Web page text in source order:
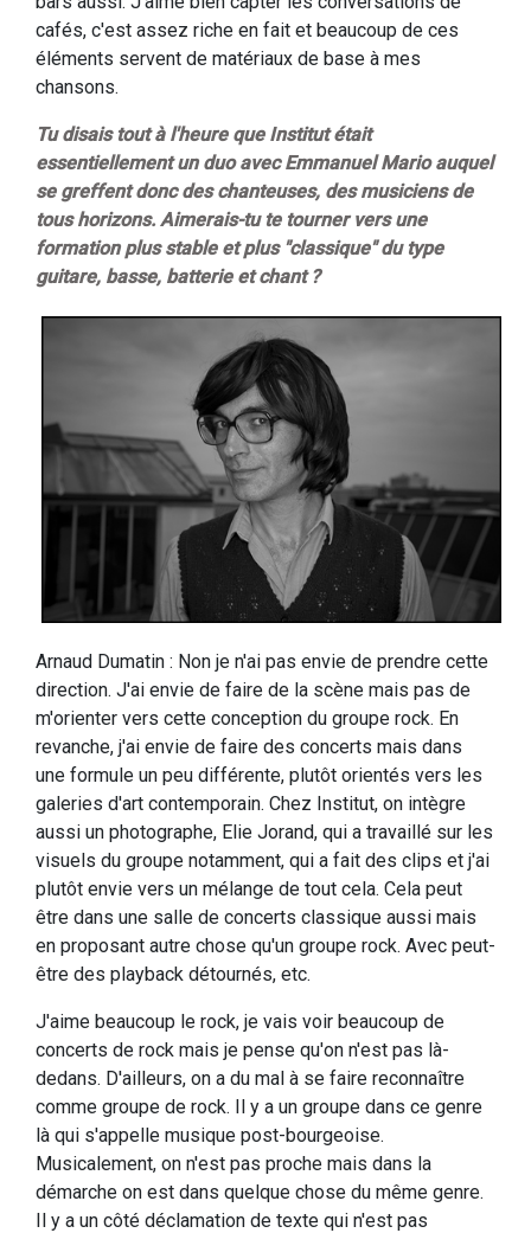
cafés, c'est assez riche en fait et beaucoup de ces
éléments servent de matériaux de base à mes
chansons.
Tu disais tout à l'heure que Institut était
essentiellement un duo avec Emmanuel Mario auquel
se greffent donc des chanteuses, des musiciens de
tous horizons. Aimerais-tu te tourner vers une
formation plus stable et plus "classique" du type
guitare, basse, batterie et chant ?
Arnaud Dumatin : Non je n'ai pas envie de prendre cette
direction. J'ai envie de faire de la scène mais pas de
m'orienter vers cette conception du groupe rock. En
revanche, j'ai envie de faire des concerts mais dans
une formule un peu différente, plutôt orientés vers les
galeries d'art contemporain. Chez Institut, on intègre
aussi un photographe, Elie Jorand, qui a travaillé sur les
visuels du groupe notamment, qui a fait des clips et j'ai
plutôt envie vers un mélange de tout cela. Cela peut
être dans une salle de concerts classique aussi mais
en proposant autre chose qu'un groupe rock. Avec peut-
être des playback détournés, etc.
J'aime beaucoup le rock, je vais voir beaucoup de
concerts de rock mais je pense qu'on n'est pas là-
dedans. D'ailleurs, on a du mal à se faire reconnaître
comme groupe de rock. Il y a un groupe dans ce genre
là qui s'appelle musique post-bourgeoise.
Musicalement, on n'est pas proche mais dans la
démarche on est dans quelque chose du même genre.
Il y a un côté déclamation de texte qui n'est pas